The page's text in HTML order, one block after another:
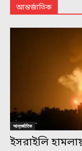
আন্তর্জাতিক
আন্তর্জাতিক
ইসরাইলি